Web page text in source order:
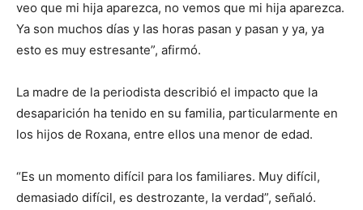
veo que mi hija aparezca, no vemos que mi hija aparezca.
Ya son muchos días y las horas pasan y pasan y ya, ya
esto es muy estresante”, afirmó.
La madre de la periodista describió el impacto que la
desaparición ha tenido en su familia, particularmente en
los hijos de Roxana, entre ellos una menor de edad.
“Es un momento difícil para los familiares. Muy difícil,
demasiado difícil, es destrozante, la verdad”, señaló.